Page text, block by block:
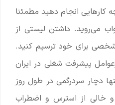
کارهایی انجام دهید مطمئنا
می‌روید. داشتن لیستی از
برای خود ترسیم کنید.
پیشرفت شغلی در ایران
دچار سردرگمی در طول روز
خالی از استرس و اضطراب